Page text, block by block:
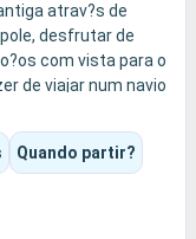
atrav?s de
desfrutar de
com vista para o
de viajar num navio
a experi?ncia pode
espet?culos,
a grandes
Quando partir?